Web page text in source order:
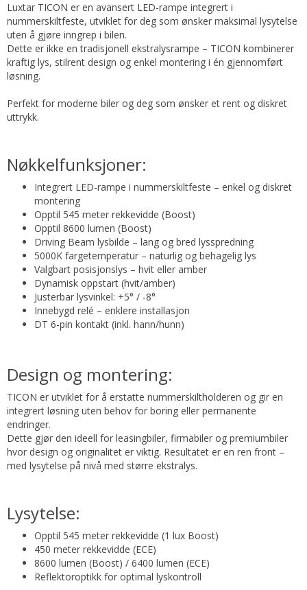
Luxtar TICON er en avansert LED-rampe integrert i
nummerskiltfeste, utviklet for deg som ønsker maksimal lysytelse
uten å gjøre inngrep i bilen.
Dette er ikke en tradisjonell ekstralysrampe – TICON kombinerer
kraftig lys, stilrent design og enkel montering i én gjennomført
løsning.
Perfekt for moderne biler og deg som ønsker et rent og diskret
uttrykk.
Nøkkelfunksjoner:
Integrert LED-rampe i nummerskiltfeste – enkel og diskret
montering
Opptil 545 meter rekkevidde (Boost)
Opptil 8600 lumen (Boost)
Driving Beam lysbilde – lang og bred lysspredning
5000K fargetemperatur – naturlig og behagelig lys
Valgbart posisjonslys – hvit eller amber
Dynamisk oppstart (hvit/amber)
Justerbar lysvinkel: +5° / -8°
Innebygd relé – enklere installasjon
DT 6-pin kontakt (inkl. hann/hunn)
Design og montering:
TICON er utviklet for å erstatte nummerskiltholderen og gir en
integrert løsning uten behov for boring eller permanente
endringer.
Dette gjør den ideell for leasingbiler, firmabiler og premiumbiler
hvor design og originalitet er viktig. Resultatet er en ren front –
med lysytelse på nivå med større ekstralys.
Lysytelse:
Opptil 545 meter rekkevidde (1 lux Boost)
450 meter rekkevidde (ECE)
8600 lumen (Boost) / 6400 lumen (ECE)
Reflektoroptikk for optimal lyskontroll